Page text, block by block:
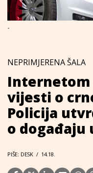
-
NEPRIMJERENA ŠALA
Internetom
vijesti o
Policija
o događaju
PIŠE: DESK / 14.18.